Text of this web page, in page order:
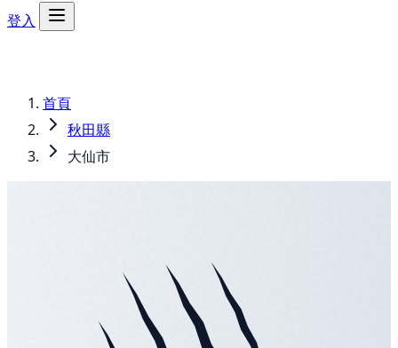
登入
首頁
秋田縣
大仙市